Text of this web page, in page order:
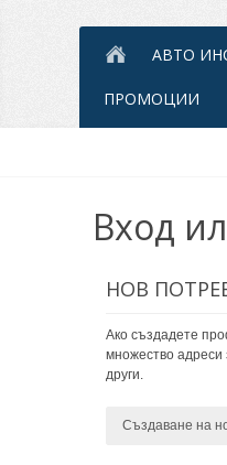
АВТО
ПРОМОЦИИ
Вход
НОВ
Ако създадете
множество адреси
други.
Създаване на